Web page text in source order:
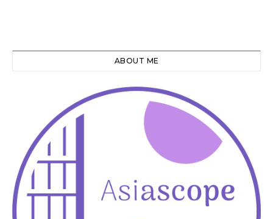
ABOUT ME